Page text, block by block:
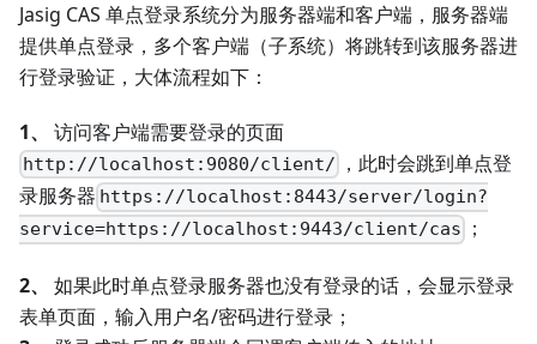
Jasig CAS 单点登录系统分为服务器端和客户端，服务器端
提供单点登录，多个客户端（子系统）将跳转到该服务器进
行登录验证，大体流程如下：
1、 访问客户端需要登录的页面
http://localhost:9080/client/
，此时会跳到单点登
录服务器 https://localhost:8443/server/login?
service=https://localhost:9443/client/cas
；
2、
如果此时单点登录服务器也没有登录的话，会显示登录
表单页面，输入用户名/密码进行登录；